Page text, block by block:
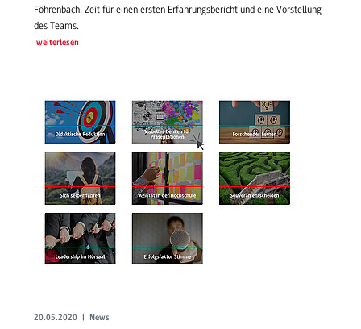
Föhrenbach. Zeit für einen ersten Erfahrungsbericht und eine Vorstellung
des Teams.
weiterlesen
20.05.2020 | News